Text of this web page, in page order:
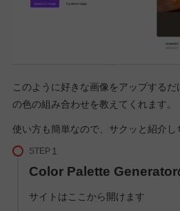
このように好きな画像をアップする
の色の組み合わせを教えてくれます。
使い方も簡単なので、サクッと紹介し
STEP
Color Palette Generator
サイトはここから開けます